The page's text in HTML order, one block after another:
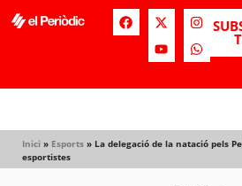
Inici » Esports » La delegació de la natació pels
esportistes